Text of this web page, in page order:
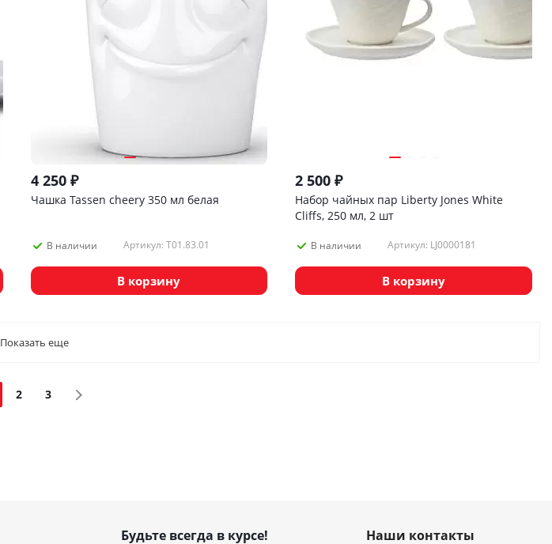
4 250₽
Чашка Tassen cheery 350 мл белая
В наличии Артикул: T01.83.01
В корзину
2 500 ₽
Набор чайных пар Liberty Jones White
Cliffs, 250 мл, 2 шт
В наличии Артикул: LJ0000181
В корзину
Показать еще
2 3
Будьте всегда в курсе! Наши контакты